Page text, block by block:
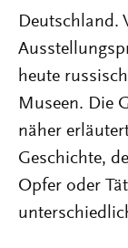
Deutschland.
heute
Museen. Die
näher
Geschichte,
Opfer oder